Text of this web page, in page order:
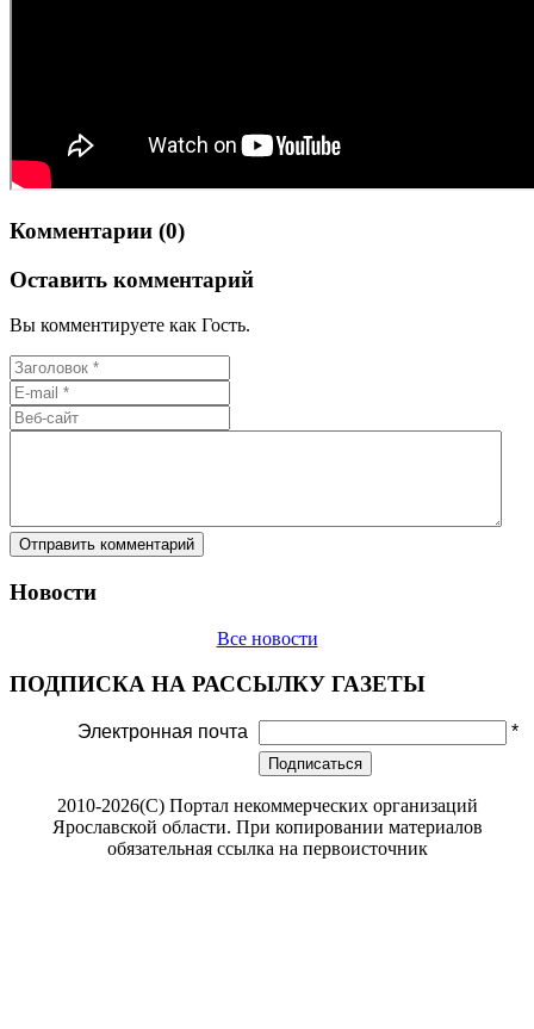
Комментарии (0)
Оставить комментарий
Вы комментируете как Гость.
Новости
Все новости
ПОДПИСКА НА РАССЫЛКУ ГАЗЕТЫ
Электронная почта *
Подписаться
2010-2026(С) Портал некоммерческих организаций
Ярославской области. При копировании материалов
обязательная ссылка на первоисточник